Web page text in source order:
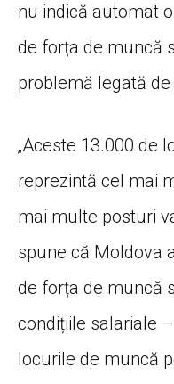
nu indică automat
de forța de muncă
problemă legată
„Aceste 13.000 de
reprezintă cel mai
mai multe posturi
spune că Moldova
de forța de muncă
condițiile salariale
locurile de muncă